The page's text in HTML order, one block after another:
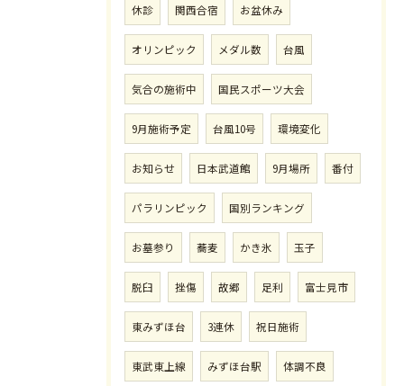
休診 関西合宿 お盆休み
オリンピック メダル数 台風
気合の施術中 国民スポーツ大会
9月施術予定 台風10号 環境変化
お知らせ 日本武道館 9月場所 番付
パラリンピック 国別ランキング
お墓参り 蕎麦 かき氷 玉子
脱臼 挫傷 故郷 足利 富士見市
東みずほ台 3連休 祝日施術
東武東上線 みずほ台駅 体調不良